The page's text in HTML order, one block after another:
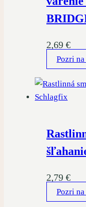
2,69 €
Pozri
2,79 €
Pozri